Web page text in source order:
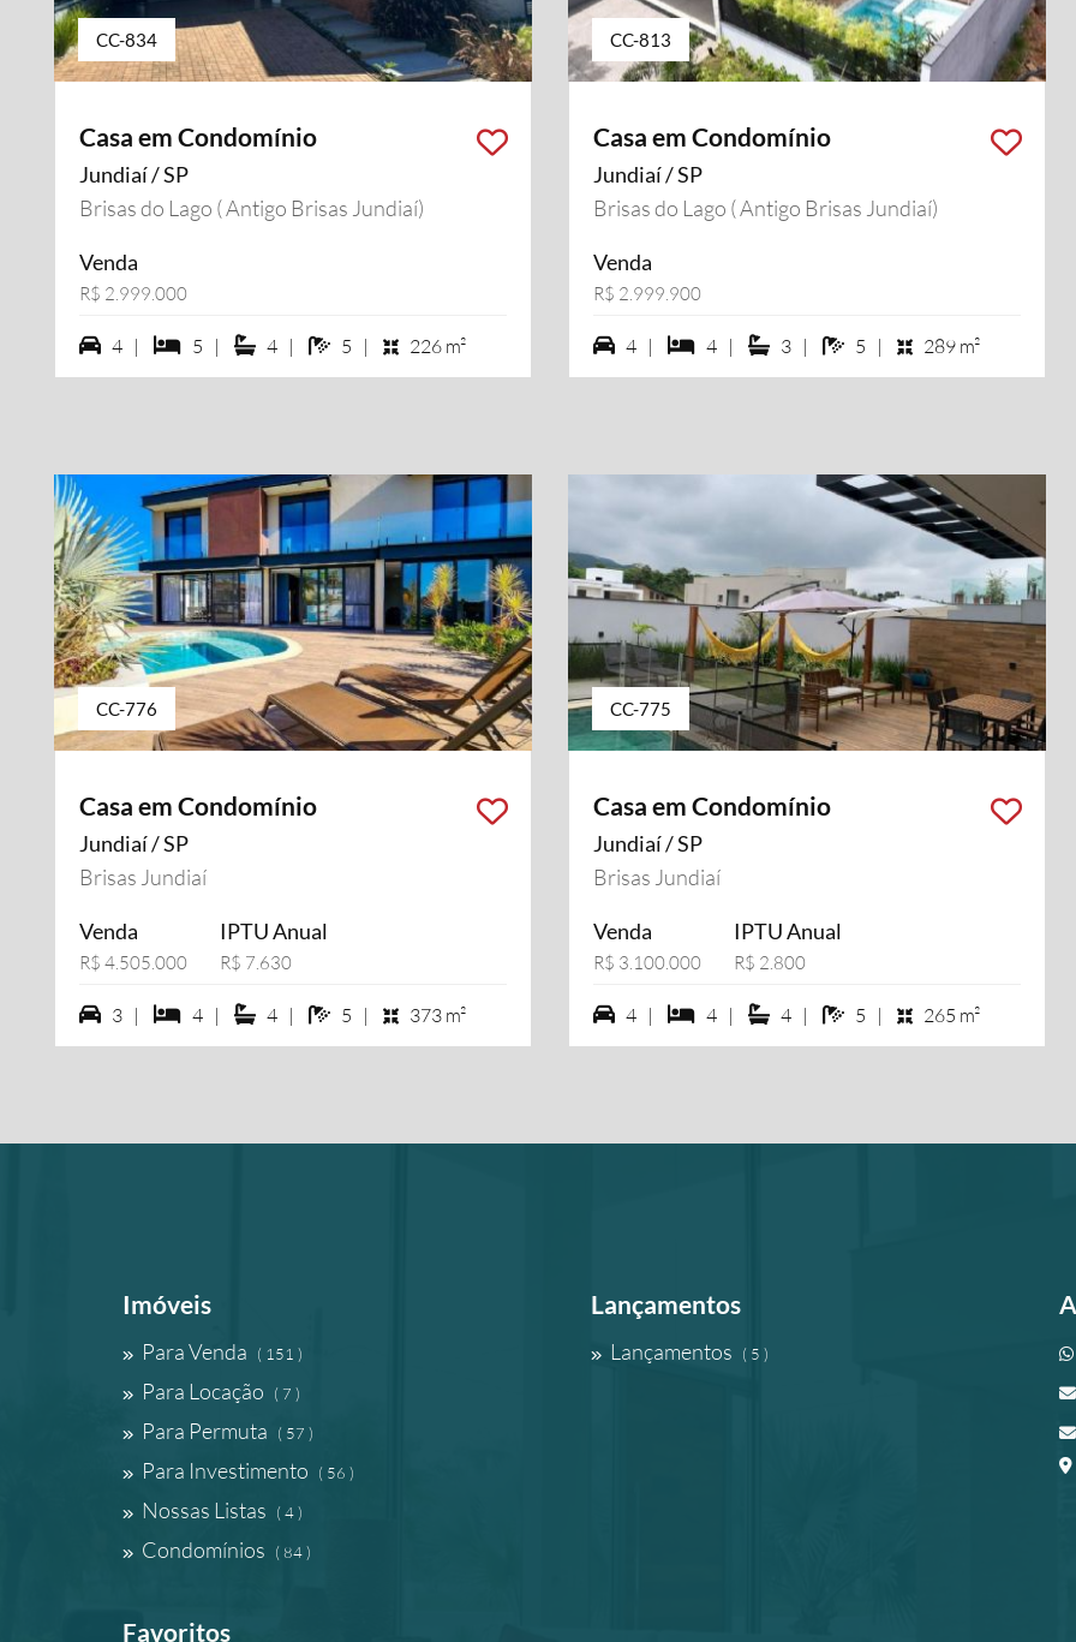
CC-834
Casa em Condomínio
Jundiaí / SP
Brisas do Lago ( Antigo Brisas Jundiaí)
Venda
R$ 2.999.000
4 vagas na garagem
4 | 5 dormiórios
5 | 4 suítes
4 | 5 banheiros
5 | 226 m²
CC-813
Casa em Condomínio
Jundiaí / SP
Brisas do Lago ( Antigo Brisas Jundiaí)
Venda
R$ 2.999.900
4 vagas na garagem
4 | 4 dormiórios
4 | 3 suítes
3 | 5 banheiros
5 | 289 m²
CC-776
Casa em Condomínio
Jundiaí / SP
Brisas Jundiaí
Venda
R$ 4.505.000
IPTU Anual
R$ 7.630
3 vagas na garagem
3 | 4 dormiórios
4 | 4 suítes
4 | 5 banheiros
5 | 373 m²
CC-775
Casa em Condomínio
Jundiaí / SP
Brisas Jundiaí
Venda
R$ 3.100.000
IPTU Anual
R$ 2.800
4 vagas na garagem
4 | 4 dormiórios
4 | 4 suítes
4 | 5 banheiros
5 | 265 m²
Imóveis
Para Venda ( 151 )
Para Locação ( 7 )
Para Permuta ( 57 )
Para Investimento ( 56 )
Nossas Listas ( 4 )
Condomínios ( 84 )
Favoritos
Lançamentos
Lançamentos ( 5 )